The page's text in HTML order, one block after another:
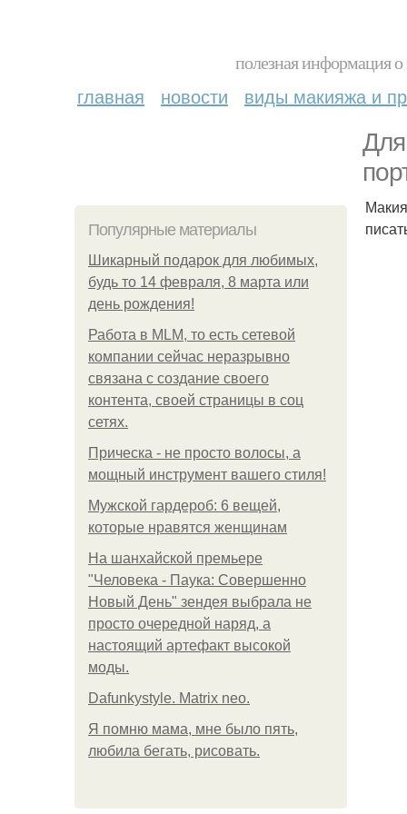
полезная информация
главная новости виды макияжа и
Популярные материалы
Шикарный подарок для любимых,
будь то 14 февраля, 8 марта или
день рождения!
Работа в MLM, то есть сетевой
компании сейчас неразрывно
связана с создание своего
контента, своей страницы в соц
сетях.
Прическа - не просто волосы, а
мощный инструмент вашего стиля!
Мужской гардероб: 6 вещей,
которые нравятся женщинам
На шанхайской премьере
"Человека - Паука: Совершенно
Новый День" зендея выбрала не
просто очередной наряд, а
настоящий артефакт высокой
моды.
Dafunkystyle. Matrix neo.
Я помню мама, мне было пять,
любила бегать, рисовать.